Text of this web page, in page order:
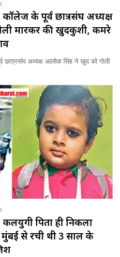
के पूर्व छात्रसंघ अध्यक्ष
मारकर की खुदकुशी, कमरे
छात्रसंघ अध्यक्ष आलोक सिंह ने खुद को गोली
पिता ही निकला
से रची थी 3 साल के